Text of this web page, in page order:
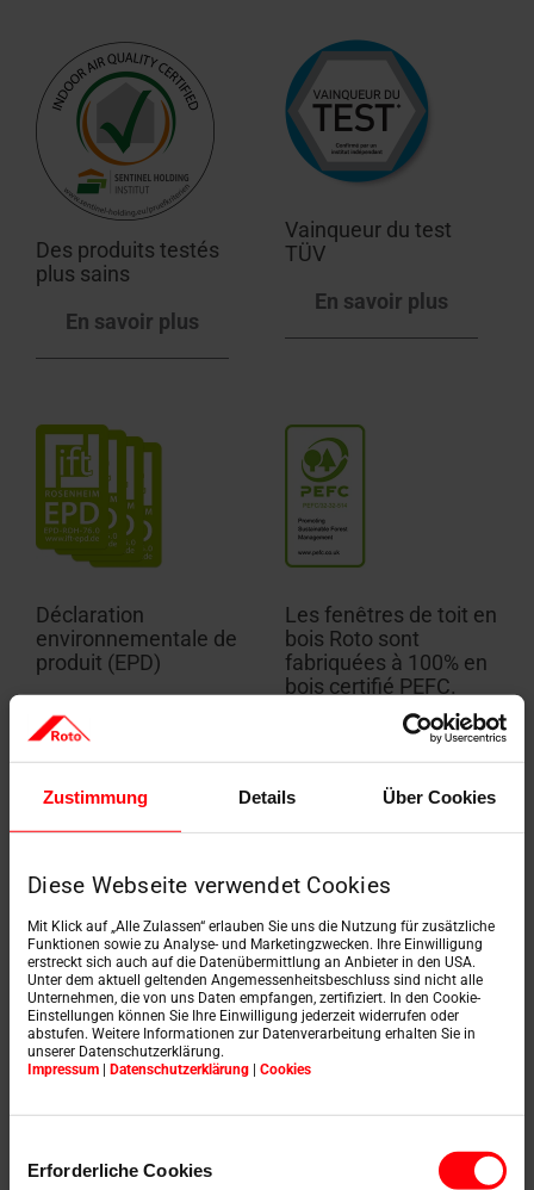
Zustimmung Details Über Cookies
Diese Webseite verwendet Cookies
Mit Klick auf „Alle Zulassen“ erlauben Sie uns die Nutzung für zusätzliche
Funktionen sowie zu Analyse- und Marketingzwecken. Ihre Einwilligung
erstreckt sich auch auf die Datenübermittlung an Anbieter in den USA.
Unter dem aktuell geltenden Angemessenheitsbeschluss sind nicht alle
Unternehmen, die von uns Daten empfangen, zertifiziert. In den Cookie-
Einstellungen können Sie Ihre Einwilligung jederzeit widerrufen oder
abstufen. Weitere Informationen zur Datenverarbeitung erhalten Sie in
unserer Datenschutzerklärung.
Impressum | Datenschutzerklärung | Cookies
Erforderliche Cookies
Des produits testés
plus sains
En savoir plus
Vainqueur du test
TÜV
En savoir plus
Déclaration
environnementale de
produit (EPD)
En savoir plus
Les fenêtres de toit en
bois Roto sont
fabriquées à 100% en
bois certifié PEFC.
En savoir plus
Certificats Minergie-
Modul
Étiquette énergétique